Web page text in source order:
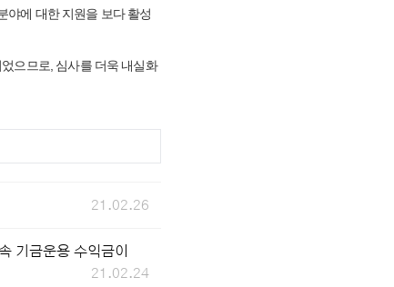
야에 대한 지원을 보다 활성
으므로, 심사를 더욱 내실화
21.02.26
기금운용 수익금이
21.02.24